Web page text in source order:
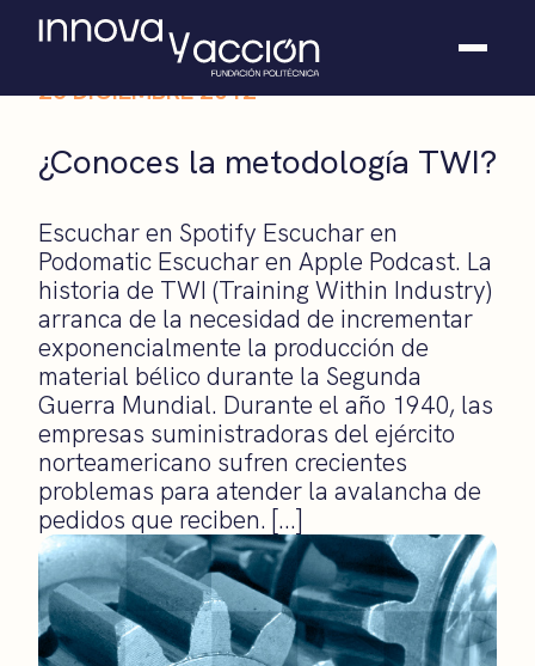
Somos fundación
Casos de éxito
Modo On
Contacto
26 DICIEMBRE 2012
¿Conoces la metodología TWI?
Escuchar en Spotify Escuchar en
Podomatic Escuchar en Apple Podcast. La
historia de TWI (Training Within Industry)
arranca de la necesidad de incrementar
exponencialmente la producción de
material bélico durante la Segunda
Guerra Mundial. Durante el año 1940, las
empresas suministradoras del ejército
norteamericano sufren crecientes
problemas para atender la avalancha de
pedidos que reciben. […]